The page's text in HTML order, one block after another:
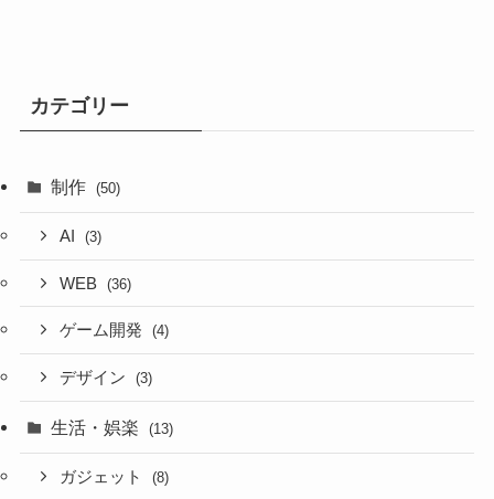
カテゴリー
制作 (50)
AI (3)
WEB (36)
ゲーム開発 (4)
デザイン (3)
生活・娯楽 (13)
ガジェット (8)